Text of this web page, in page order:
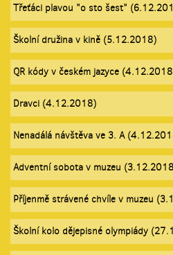
Třeťáci plavou "o sto šest"
Školní družina v kině (5.12.2018)
QR kódy v českém jazyce
Dravci (4.12.2018)
Nenadálá návštěva ve 3. A
Adventní sobota v muzeu
Příjenmě strávené chvíle v muzeu
Školní kolo dějepisné olympiády